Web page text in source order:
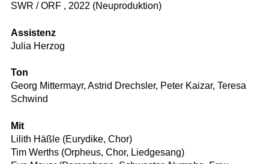
SWR / ORF , 2022 (Neuproduktion)
Assistenz
Julia Herzog
Ton
Georg Mittermayr, Astrid Drechsler, Peter Kaizar, Teresa
Schwind
Mit
Lilith Häßle (Eurydike, Chor)
Tim Werths (Orpheus, Chor, Liedgesang)